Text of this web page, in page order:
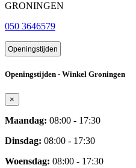
GRONINGEN
050 3646579
Openingstijden
Openingstijden - Winkel Groningen
×
Maandag: 08:00 - 17:30
Dinsdag: 08:00 - 17:30
Woensdag: 08:00 - 17:30